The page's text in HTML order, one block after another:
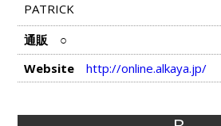
PATRICK
通販
○
Website
http://online.alkaya.jp/